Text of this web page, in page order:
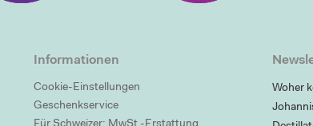
Informationen
Cookie-Einstellungen
Geschenkservice
Woher